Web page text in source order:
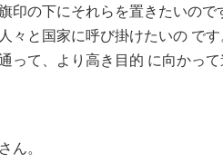
の下にそれらを置きたいので
々と国家に呼び掛けたいの です
って、より高き目的 に向かっ
ん。